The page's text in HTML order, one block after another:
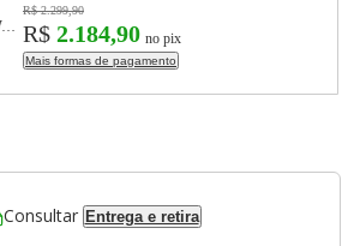
Torre de Som AIWA T2W -02 2300W 2Woofers10" Bluetooth RGB USB FM DJ
R$ 2.299,90
R$ 2.184,90 no pix
Mais formas de pagamento
Consultar Entrega e retira